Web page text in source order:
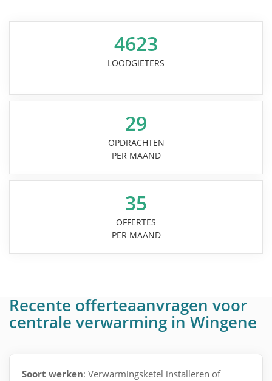
4623
LOODGIETERS
29
OPDRACHTEN
PER MAAND
35
OFFERTES
PER MAAND
Recente offerteaanvragen voor
centrale verwarming in Wingene
Soort werken: Verwarmingsketel installeren of